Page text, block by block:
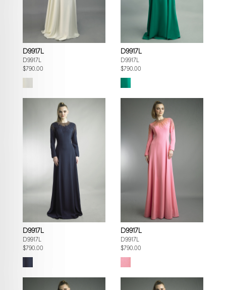
D9917L
D9917L
$790.00
D9917L
D9917L
$790.00
D9917L
D9917L
$790.00
D9917L
D9917L
$790.00